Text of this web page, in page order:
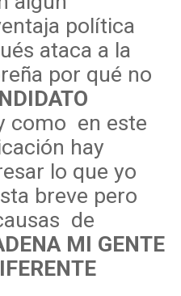
política
ataca a la
por qué no
como en este
hay
lo que yo
breve pero
de
MI GENTE